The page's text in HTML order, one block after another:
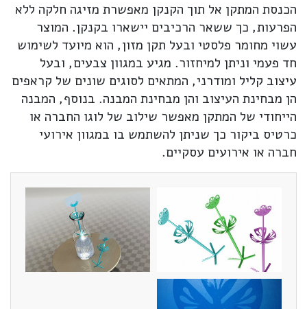
הכנסת המתקן אל תוך הקנקן מאפשרת מזיגה חלקה ללא
הפרעות, כך ששאר הרכיבים יישארו בקנקן. המוצר
עשוי מחומר פלסטי ובעל תקן מזון, הוא מיועד לשימוש
חד פעמי וניתן למיחזור. מגיע במגוון צבעים, ובעל
עיצוב קליל ומודרני, המתאים לסוגים שונים של קראפים
הן מבחינת העיצוב והן מבחינת המבנה. בנוסף, המבנה
הייחודי של המתקן מאפשר שילוב של לוגו החברה או
כרטיס ביקור כך שניתן להשתמש בו במגוון אירועי
חברה או אירועים עסקיים.